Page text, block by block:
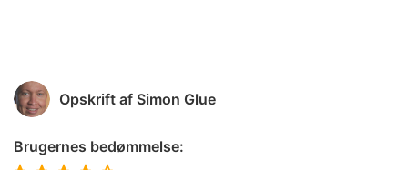
Opskrift af Simon Glue
Brugernes bedømmelse: